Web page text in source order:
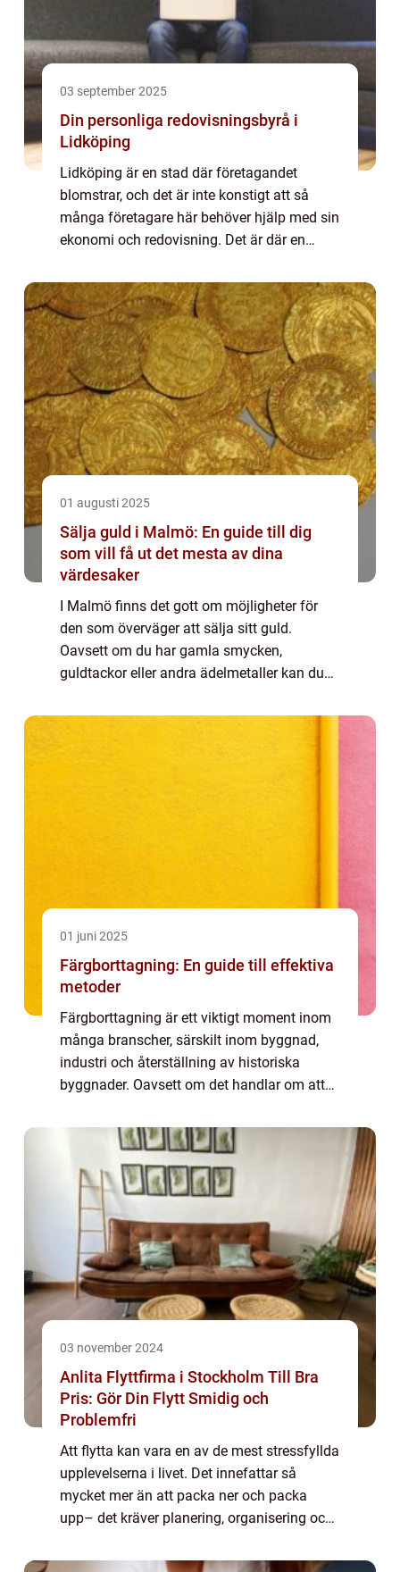
03 september 2025
Din personliga redovisningsbyrå i
Lidköping
Lidköping är en stad där företagandet
blomstrar, och det är inte konstigt att så
många företagare här behöver hjälp med sin
ekonomi och redovisning. Det är där en
01 augusti 2025
Sälja guld i Malmö: En guide till dig
som vill få ut det mesta av dina
värdesaker
I Malmö finns det gott om möjligheter för
den som överväger att sälja sitt guld.
Oavsett om du har gamla smycken,
guldtackor eller andra ädelmetaller kan du
01 juni 2025
Färgborttagning: En guide till effektiva
metoder
Färgborttagning är ett viktigt moment inom
många branscher, särskilt inom byggnad,
industri och återställning av historiska
byggnader. Oavsett om det handlar om att
03 november 2024
Anlita Flyttfirma i Stockholm Till Bra
Pris: Gör Din Flytt Smidig och
Problemfri
Att flytta kan vara en av de mest stressfyllda
upplevelserna i livet. Det innefattar så
mycket mer än att packa ner och packa
upp– det kräver planering, organisering och
med livligt tempo...